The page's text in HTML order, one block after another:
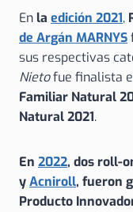
En la edición 2021,
de Argán MARNYS
sus respectivas
Nietofue finalista
Familiar Natural
Natural 2021.
En 2022, dos roll-
yAcniroll, fueron
Producto